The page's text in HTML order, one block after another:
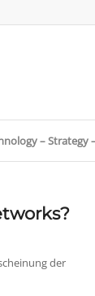
– Strategy
der